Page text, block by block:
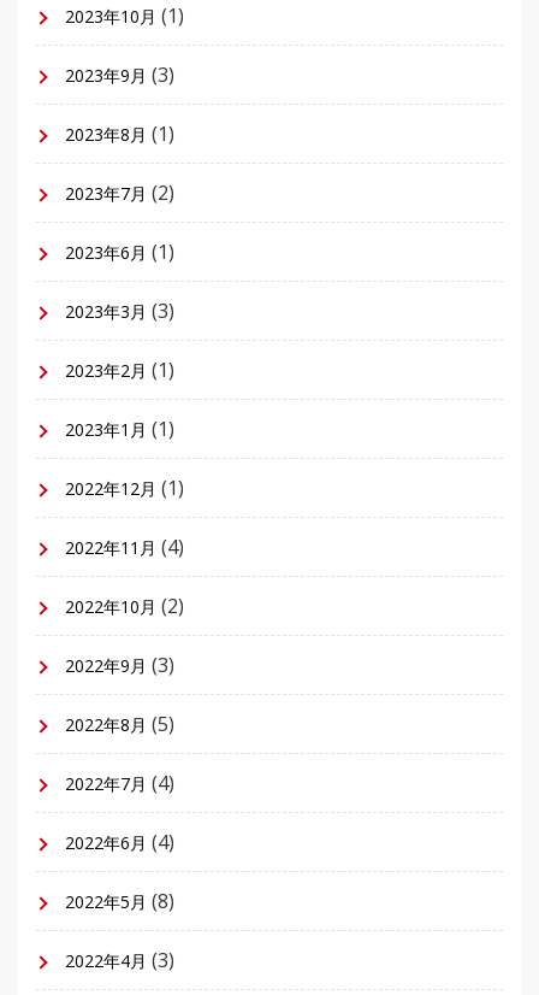
2023年10月 (1)
2023年9月 (3)
2023年8月 (1)
2023年7月 (2)
2023年6月 (1)
2023年3月 (3)
2023年2月 (1)
2023年1月 (1)
2022年12月 (1)
2022年11月 (4)
2022年10月 (2)
2022年9月 (3)
2022年8月 (5)
2022年7月 (4)
2022年6月 (4)
2022年5月 (8)
2022年4月 (3)